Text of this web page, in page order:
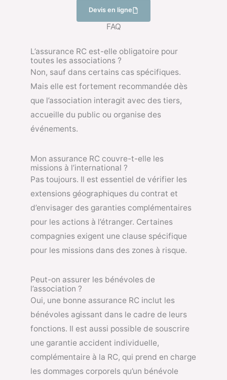
Devis en ligne
FAQ
L’assurance RC est-elle obligatoire pour
toutes les associations ?
Non, sauf dans certains cas spécifiques.
Mais elle est fortement recommandée dès
que l’association interagit avec des tiers,
accueille du public ou organise des
événements.
Mon assurance RC couvre-t-elle les
missions à l’international ?
Pas toujours. Il est essentiel de vérifier les
extensions géographiques du contrat et
d’envisager des garanties complémentaires
pour les actions à l’étranger. Certaines
compagnies exigent une clause spécifique
pour les missions dans des zones à risque.
Peut-on assurer les bénévoles de
l’association ?
Oui, une bonne assurance RC inclut les
bénévoles agissant dans le cadre de leurs
fonctions. Il est aussi possible de souscrire
une garantie accident individuelle,
complémentaire à la RC, qui prend en charge
les dommages corporels qu’un bénévole